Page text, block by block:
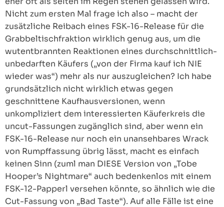
Nicht zum ersten Mal frage ich also – macht der
zusätzliche Reibach eines FSK-16-Release für die
Grabbeltischfraktion wirklich genug aus, um die
wutentbrannten Reaktionen eines durchschnittlich-
unbedarften Käufers („von der Firma kauf ich NIE
wieder was“) mehr als nur auszugleichen? Ich habe
grundsätzlich nicht wirklich etwas gegen
geschnittene Kaufhausversionen, wenn
unkompliziert dem interessierten Käuferkreis die
uncut-Fassungen zugänglich sind, aber wenn ein
FSK-16-Release nur noch ein unansehbares Wrack
von Rumpffassung übrig lässt, macht es einfach
keinen Sinn (zuml man DIESE Version von „Tobe
Hooper’s Nightmare“ auch bedenkenlos mit einem
FSK-12-Papperl versehen könnte, so ähnlich wie die
Cut-Fassung von „Bad Taste“). Auf alle Fälle ist eine